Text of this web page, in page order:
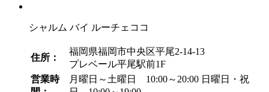
シャルム バイ ルーチェココ
住所：
福岡県福岡市中央区平尾2-14-13
プレベール平尾駅前1F
営業時
月曜日～土曜日 10:00～20:00 日曜日・祝